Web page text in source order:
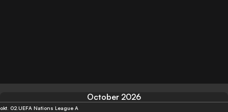
October 2026
okt. 02.UEFA Nations League A